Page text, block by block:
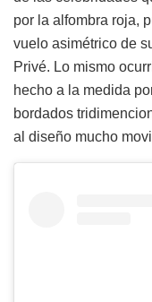
por la alfombra roja,
vuelo asimétrico de
Privé. Lo mismo
hecho a la medida
bordados
al diseño mucho